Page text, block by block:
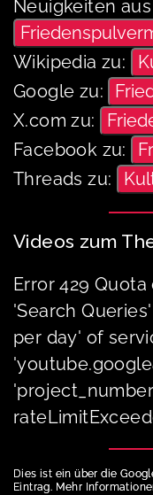
Neuigkeiten
Wikipedia zu:
Google zu:
X.com zu:
Facebook zu:
Threads zu:
Videos zum
Error 429
'Search
per day' of
Dies ist ein über die
Eintrag. Mehr